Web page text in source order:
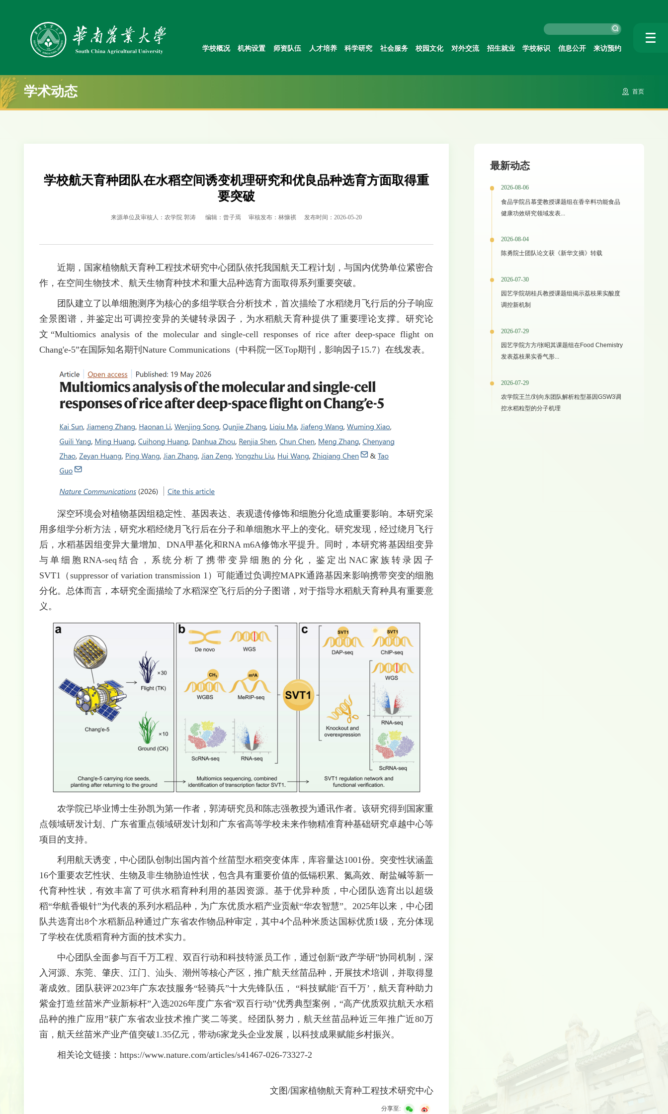
学校概况 机构设置 师资队伍 人才培养 科学研究 社会服务 校园文化 对外交流 招生就业 学校标识 信息公开 来访预约
学术动态 首页
学校航天育种团队在水稻空间诱变机理研究和优良品种选育方面取得重
要突破
来源单位及审核人：农学院 郭涛 编辑：曾子焉 审核发布：林慷祺 发布时间：2026-05-20
近期，国家植物航天育种工程技术研究中心团队依托我国航天工程计划，与国内优势单位紧密合
作，在空间生物技术、航天生物育种技术和重大品种选育方面取得系列重要突破。
团队建立了以单细胞测序为核心的多组学联合分析技术，首次描绘了水稻绕月飞行后的分子响应
全景图谱，并鉴定出可调控变异的关键转录因子，为水稻航天育种提供了重要理论支撑。研究论
文“Multiomics analysis of the molecular and single-cell responses of rice after deep-space flight on
Chang'e-5”在国际知名期刊Nature Communications（中科院一区Top期刊，影响因子15.7）在线发表。
深空环境会对植物基因组稳定性、基因表达、表观遗传修饰和细胞分化造成重要影响。本研究采
用多组学分析方法，研究水稻经绕月飞行后在分子和单细胞水平上的变化。研究发现，经过绕月飞行
后，水稻基因组变异大量增加、DNA甲基化和RNA m6A修饰水平提升。同时，本研究将基因组变异
与单细胞RNA-seq结合，系统分析了携带变异细胞的分化，鉴定出NAC家族转录因子
SVT1（suppressor of variation transmission 1）可能通过负调控MAPK通路基因来影响携带突变的细胞
分化。总体而言，本研究全面描绘了水稻深空飞行后的分子图谱，对于指导水稻航天育种具有重要意
义。
农学院已毕业博士生孙凯为第一作者，郭涛研究员和陈志强教授为通讯作者。该研究得到国家重
点领域研发计划、广东省重点领域研发计划和广东省高等学校未来作物精准育种基础研究卓越中心等
项目的支持。
利用航天诱变，中心团队创制出国内首个丝苗型水稻突变体库，库容量达1001份。突变性状涵盖
16个重要农艺性状、生物及非生物胁迫性状，包含具有重要价值的低镉积累、氮高效、耐盐碱等新一
代育种性状，有效丰富了可供水稻育种利用的基因资源。基于优异种质，中心团队选育出以超级
稻“华航香银针”为代表的系列水稻品种，为广东优质水稻产业贡献“华农智慧”。2025年以来，中心团
队共选育出8个水稻新品种通过广东省农作物品种审定，其中4个品种米质达国标优质1级，充分体现
了学校在优质稻育种方面的技术实力。
中心团队全面参与百千万工程、双百行动和科技特派员工作，通过创新“政产学研”协同机制，深
入河源、东莞、肇庆、江门、汕头、潮州等核心产区，推广航天丝苗品种，开展技术培训，并取得显
著成效。团队获评2023年广东农技服务“轻骑兵”十大先锋队伍， “科技赋能‘百千万’，航天育种助力
紫金打造丝苗米产业新标杆”入选2026年度广东省“双百行动”优秀典型案例，“高产优质双抗航天水稻
品种的推广应用”获广东省农业技术推广奖二等奖。经团队努力，航天丝苗品种近三年推广近80万
亩，航天丝苗米产业产值突破1.35亿元，带动6家龙头企业发展，以科技成果赋能乡村振兴。
相关论文链接：https://www.nature.com/articles/s41467-026-73327-2
文图/国家植物航天育种工程技术研究中心
分享至:
最新动态
2026-08-06
食品学院吕慕雯教授课题组在香辛料功能食品
健康功效研究领域发表...
2026-08-04
陈勇院士团队论文获《新华文摘》转载
2026-07-30
园艺学院胡桂兵教授课题组揭示荔枝果实酸度
调控新机制
2026-07-29
园艺学院方方/张昭其课题组在Food Chemistry
发表荔枝果实香气形...
2026-07-29
农学院王兰/刘向东团队解析粒型基因GSW3调
控水稻粒型的分子机理